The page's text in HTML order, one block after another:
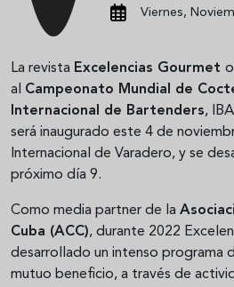
Viernes,
La revista Excelencias Gourmet
al Campeonato Mundial de
Internacional de Bartenders,
será inaugurado este 4 de
Internacional de Varadero, y se
próximo día 9.
Como media partner de la
Cuba (ACC), durante 2022
desarrollado un intenso programa
mutuo beneficio, a través de